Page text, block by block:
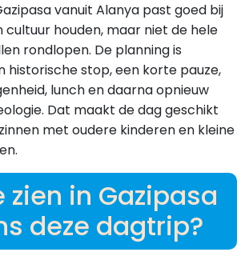
vanuit Alanya past goed bij
cultuur houden, maar niet de hele
rondlopen. De planning is
historische stop, een korte pauze,
lunch en daarna opnieuw
Dat maakt de dag geschikt
met oudere kinderen en kleine
zien in Gazipasa
deze dagtrip?